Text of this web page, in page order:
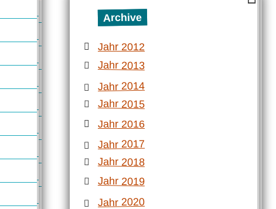
Archive
Jahr 2012
Jahr 2013
Jahr 2014
Jahr 2015
Jahr 2016
Jahr 2017
Jahr 2018
Jahr 2019
Jahr 2020